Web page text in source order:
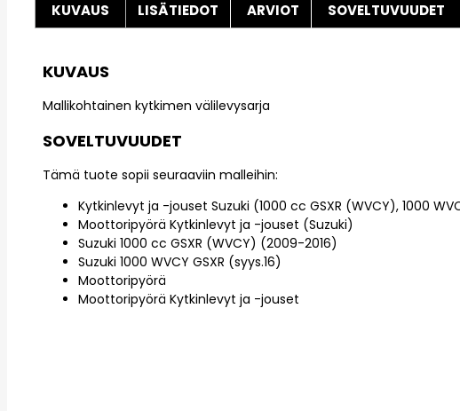
KUVAUS LISÄTIEDOT ARVIOT SOVELTUVUUDET
KUVAUS
Mallikohtainen kytkimen välilevysarja
SOVELTUVUUDET
Tämä tuote sopii seuraaviin malleihin:
Kytkinlevyt ja -jouset Suzuki (1000 cc GSXR (WVCY), 1000
Moottoripyörä Kytkinlevyt ja -jouset (Suzuki)
Suzuki 1000 cc GSXR (WVCY) (2009-2016)
Suzuki 1000 WVCY GSXR (syys.16)
Moottoripyörä
Moottoripyörä Kytkinlevyt ja -jouset